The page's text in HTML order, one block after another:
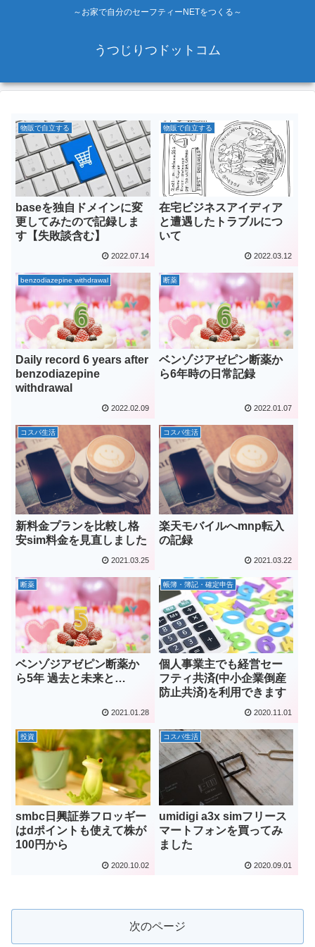
～お家で自分のセーフティーNETをつくる～
うつじりつドットコム
物販で自立する
baseを独自ドメインに変
更してみたので記録しま
す【失敗談含む】
2022.07.14
物販で自立する
在宅ビジネスアイディア
と遭遇したトラブルにつ
いて
2022.03.12
benzodiazepine withdrawal
Daily record 6 years after
benzodiazepine
withdrawal
2022.02.09
断薬
ベンゾジアゼピン断薬か
ら6年時の日常記録
2022.01.07
コスパ生活
新料金プランを比較し格
安sim料金を見直しました
2021.03.25
コスパ生活
楽天モバイルへmnp転入
の記録
2021.03.22
断薬
ベンゾジアゼピン断薬か
ら5年 過去と未来と…
2021.01.28
帳簿・簿記・確定申告
個人事業主でも経営セー
フティ共済(中小企業倒産
防止共済)を利用できます
2020.11.01
投資
smbc日興証券フロッギー
はdポイントも使えて株が
100円から
2020.10.02
コスパ生活
umidigi a3x simフリース
マートフォンを買ってみ
ました
2020.09.01
次のページ